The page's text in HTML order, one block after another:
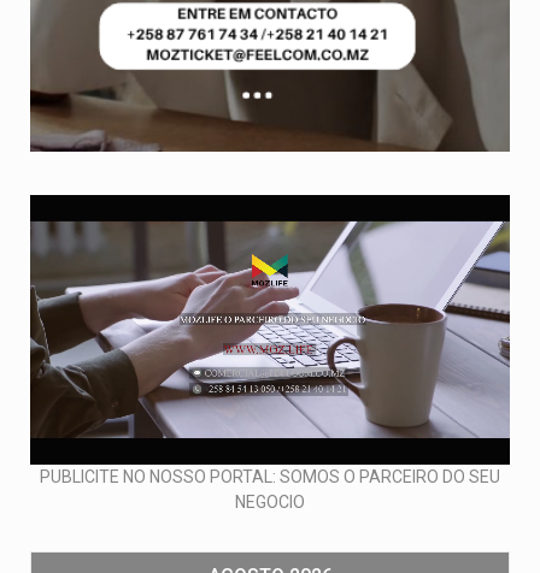
PUBLICITE NO NOSSO PORTAL: SOMOS O PARCEIRO DO SEU
NEGOCIO